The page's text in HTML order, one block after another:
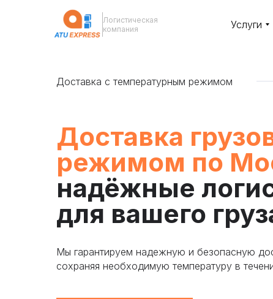
Услуги
Логистическая
компания
Доставка с температурным режимом
Мы гарантируем надежную и безопасную
сохраняя необходимую температуру в
Доставка
режимом по
надёжные
для вашего